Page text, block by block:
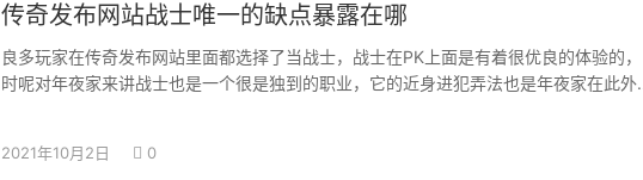
传奇发布网站战士唯一的缺点暴露在哪
良多玩家在传奇发布网站里面都选择了当战士，战士在PK上面是有着很优良的体验的
时呢对年夜家来讲战士也是一个很是独到的职业，它的近身进犯弄法也是年夜家在此外
2021年10月2日 0